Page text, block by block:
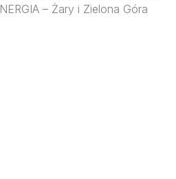
– Żary i Zielona Góra